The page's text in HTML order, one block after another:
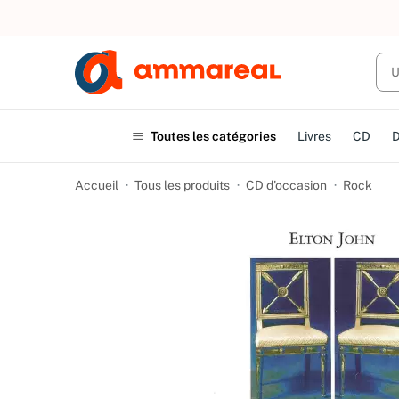
Toutes les catégories Livres CD
Accueil Tous les produits CD d'occasion Rock